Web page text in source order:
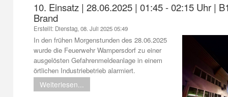
10. Einsatz | 28.06.2025 | 01:45 - 02:15 Uhr |
Brand
Erstellt: Dienstag, 08. Juli 2025 05:49
In den frühen Morgenstunden des 28.06.2025
wurde die Feuerwehr Wampersdorf zu einer
ausgelösten Gefahrenmeldeanlage in einem
örtlichen Industriebetrieb alarmiert.
Weiterlesen...